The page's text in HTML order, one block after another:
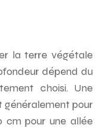
la terre végétale
dépend du
choisi. Une
généralement pour
cm pour une allée